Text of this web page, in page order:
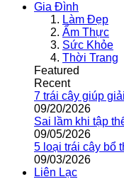
Gia Đình
Làm Đẹp
Ẩm Thực
Sức Khỏe
Thời Trang
Featured
Recent
7 trái cây giúp
09/20/2026
Sai lầm khi tập
09/05/2026
5 loại trái cây bổ
09/03/2026
Liên Lạc